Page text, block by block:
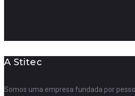
A Stitec
Somos uma empresa fundada por